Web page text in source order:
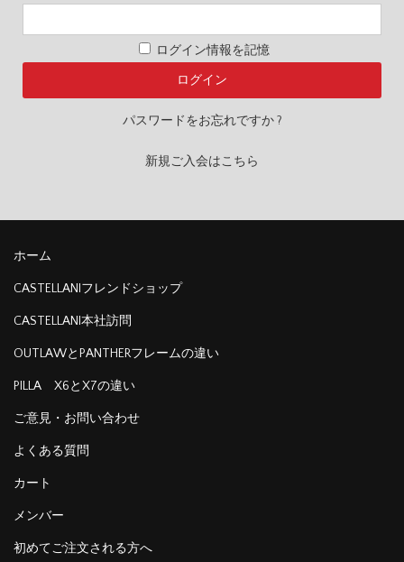
ログイン情報を記憶
パスワードをお忘れですか ?
新規ご入会はこちら
ホーム
CASTELLANIフレンドショップ
CASTELLANI本社訪問
OUTLAWとPANTHERフレームの違い
PILLA X6とX7の違い
ご意見・お問い合わせ
よくある質問
カート
メンバー
初めてご注文される方へ